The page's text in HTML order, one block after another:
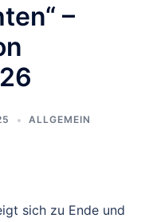
–
ALLGEMEIN
sich zu Ende und